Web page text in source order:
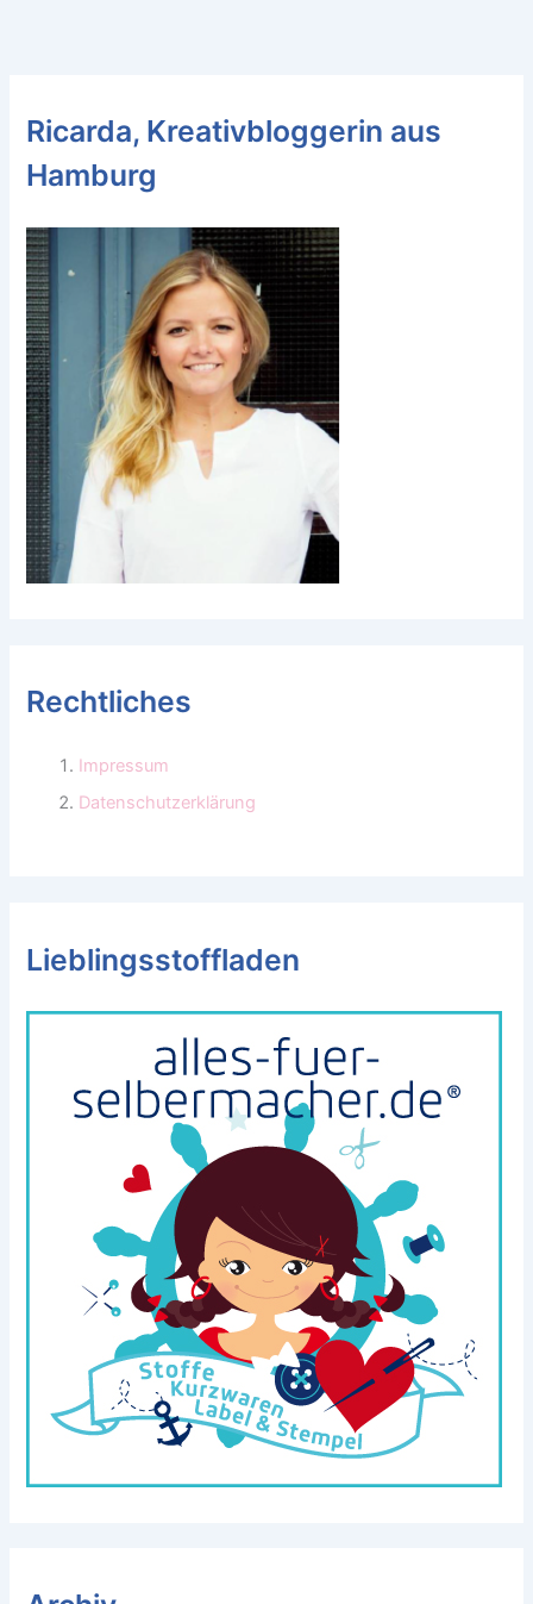
Ricarda, Kreativbloggerin aus
Hamburg
Rechtliches
Impressum
Datenschutzerklärung
Lieblingsstoffladen